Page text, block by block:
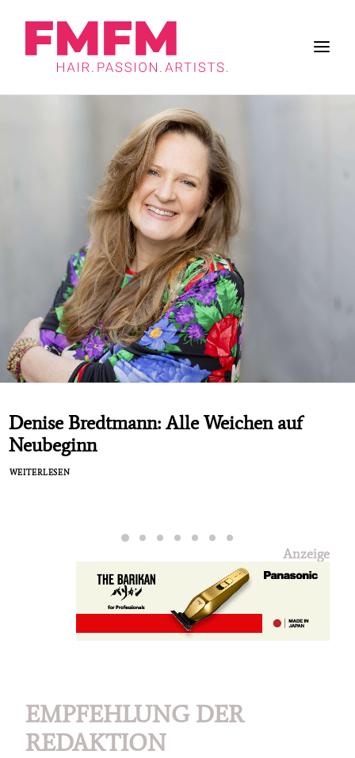
ZUKUNFT DES SALONS
INSPIRATION
WORK & LIFE
BRANCHE
FMFM
SUCHE
Denise Bredtmann: Alle Weichen auf
Neubeginn
WEITERLESEN
Anzeige
EMPFEHLUNG DER
REDAKTION